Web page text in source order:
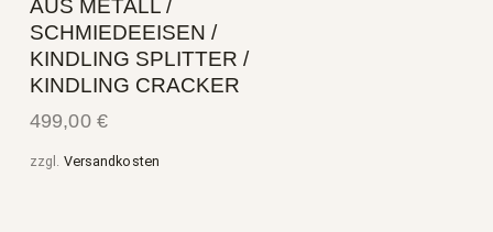
AUS METALL /
SCHMIEDEEISEN /
KINDLING SPLITTER /
KINDLING CRACKER
499,00 €
zzgl. Versandkosten